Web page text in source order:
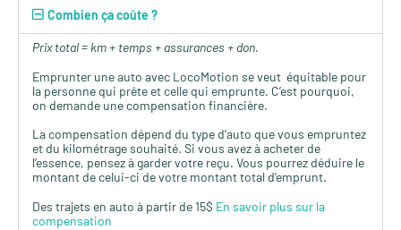
Combien ça coûte ?
Prix total = km + temps + assurances + don.
Emprunter une auto avec LocoMotion se veut équitable pour
la personne qui prête et celle qui emprunte. C’est pourquoi,
on demande une compensation financière.
La compensation dépend du type d’auto que vous empruntez
et du kilométrage souhaité. Si vous avez à acheter de
l’essence, pensez à garder votre reçu. Vous pourrez déduire le
montant de celui-ci de votre montant total d’emprunt.
Des trajets en auto à partir de 15$ En savoir plus sur la
compensation